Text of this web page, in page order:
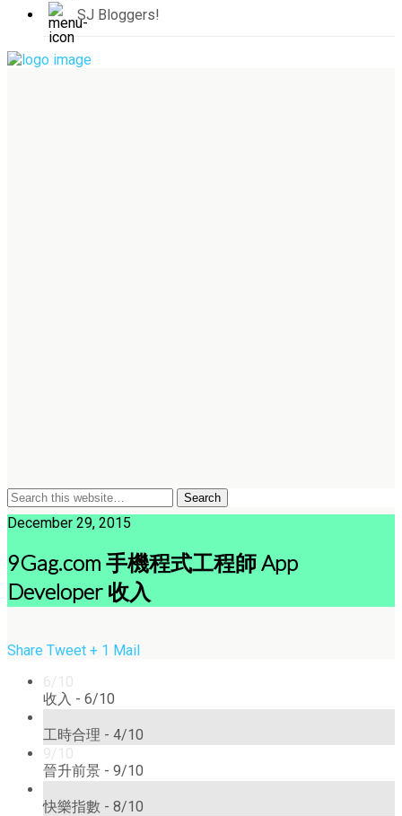
SJ Bloggers!
December 29, 2015
9Gag.com 手機程式工程師 App
Developer 收入
Share Tweet + 1 Mail
6/10
收入 - 6/10
工時合理 - 4/10
9/10
晉升前景 - 9/10
快樂指數 - 8/10